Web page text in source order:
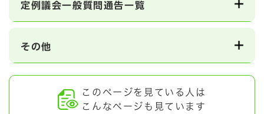
定例議会一般質問通告一覧
その他
このページを見ている人は
こんなページも見ています